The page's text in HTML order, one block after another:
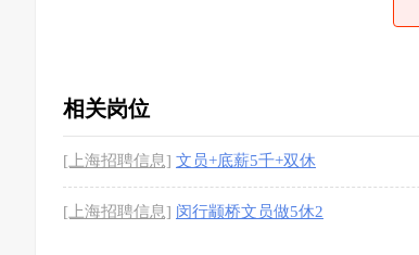
相关岗位
[上海招聘信息] 文员+底薪5千+双休
[上海招聘信息] 闵行颛桥文员做5休2